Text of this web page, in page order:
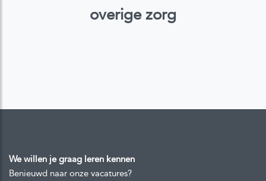
overige zorg
We willen je graag leren kennen
Benieuwd naar onze vacatures?